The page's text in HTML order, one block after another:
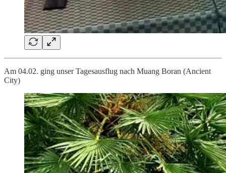
Am 04.02. ging unser Tagesausflug nach Muang Boran (Ancient
City)